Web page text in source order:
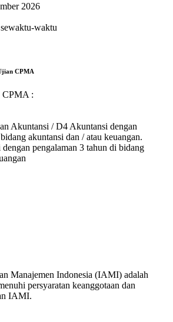
2026
waktu
CPMA
CPMA :
Akuntansi / D4 Akuntansi dengan
akuntansi dan / atau keuangan.
pengalaman 3 tahun di bidang
Manajemen Indonesia (IAMI) adalah
persyaratan keanggotaan dan
IAMI.